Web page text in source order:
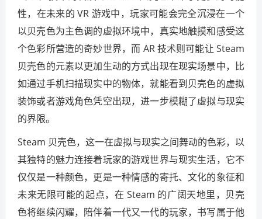
性，在未来的 VR 游戏中，玩家可能会完全沉浸在一个
以贝壳色为主色调的虚拟环境中，真实地触摸和感受这
个色彩所营造的奇妙世界，而 AR 技术则可能让 Steam
贝壳色的元素以更加生动的方式出现在现实场景中，比
如通过手机扫描现实中的物体，就能看到贝壳色的虚拟
装饰或者游戏角色凭空出现，进一步模糊了虚拟与现实
的界限。
Steam 贝壳色，这一在虚拟与现实之间舞动的色彩，以
其独特的魅力连接着玩家的游戏世界与现实生活，它不
仅仅是一种颜色，更是一种情感的寄托、文化的象征和
未来无限可能的起点，在 Steam 的广阔天地里，贝壳
色将继续闪耀，陪伴着一代又一代的玩家，书写属于他